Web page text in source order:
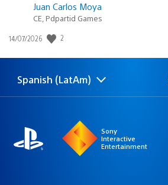
Juan Carlos Moya
CE, Pdpartid Games
Fecha
publicación:
14/07/2026 2
Elige
Región
Spanish (LatAm)
Sony
Interactive
Entertainment